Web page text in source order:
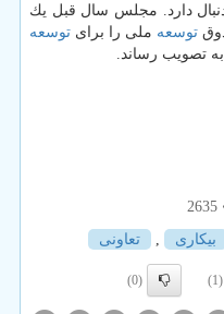
دارد. مجلس سال قبل یك
توسعه ملی را برای توسعه
تصویب رساند.
2635
بیكاری , تعاونی
(1)
(0)